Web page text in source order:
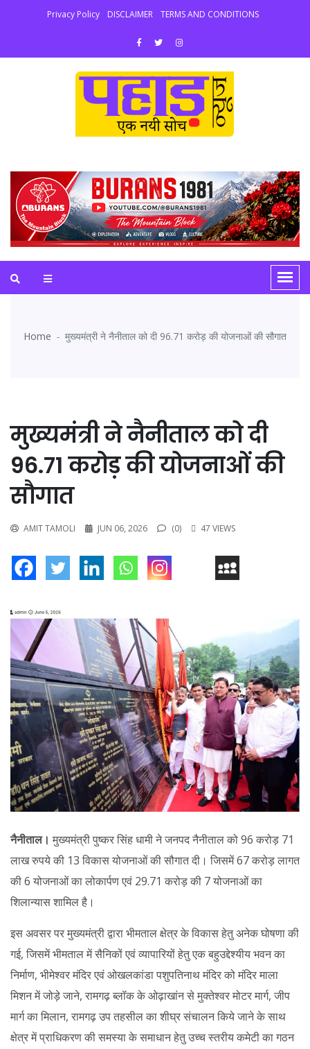
Privacy Policy DISCLAIMER TERMS AND CONDITIONS
Home मुख्यमंत्री ने नैनीताल को दी 96.71 करोड़ की योजनाओं की सौगात
मुख्यमंत्री ने नैनीताल को दी
96.71 करोड़ की योजनाओं की
सौगात
AMIT TAMOLI JUN 06, 2026 (0) 47 VIEWS
नैनीताल। मुख्यमंत्री पुष्कर सिंह धामी ने जनपद नैनीताल को 96 करोड़ 71
लाख रुपये की 13 विकास योजनाओं की सौगात दी। जिसमें 67 करोड़ लागत
की 6 योजनाओं का लोकार्पण एवं 29.71 करोड़ की 7 योजनाओं का
शिलान्यास शामिल है।
इस अवसर पर मुख्यमंत्री द्वारा भीमताल क्षेत्र के विकास हेतु अनेक घोषणा की
गई, जिसमें भीमताल में सैनिकों एवं व्यापारियों हेतु एक बहुउद्देश्यीय भवन का
निर्माण, भीमेश्वर मंदिर एवं ओखलकांडा पशुपतिनाथ मंदिर को मंदिर माला
मिशन में जोड़े जाने, रामगढ़ ब्लॉक के ओढ़ाखांन से मुक्तेश्वर मोटर मार्ग, जीप
मार्ग का मिलान, रामगढ़ उप तहसील का शीघ्र संचालन किये जाने के साथ
क्षेत्र में प्राधिकरण की समस्या के समाधान हेतु उच्च स्तरीय कमेटी का गठन